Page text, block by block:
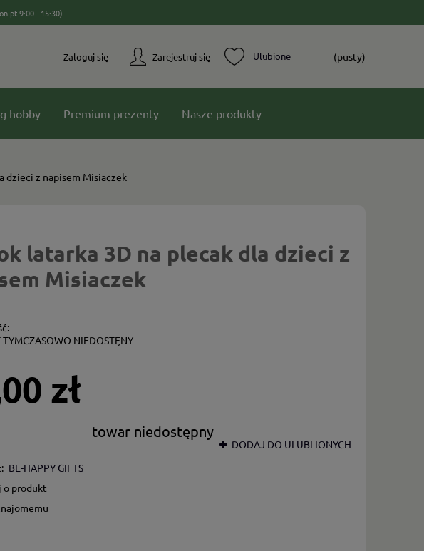
pt 9:00 - 15:30)
Zarejestruj się
Zaloguj się (pusty)
hobby Premium prezenty Nasze produkty
dzieci z napisem Misiaczek
latarka 3D na plecak dla dzieci z
Misiaczek
NIEDOSTĘNY
zł
towar niedostępny
DODAJ DO ULUBLIONYCH
BE-HAPPY GIFTS
o produkt